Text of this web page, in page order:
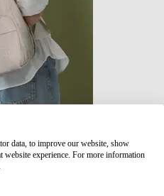
Japan RE lite
data, to improve our website, show
website experience. For more information